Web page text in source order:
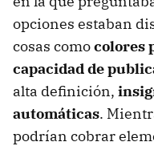
opciones estaban
cosas comocolores
capacidad de
alta definición,
automáticas.
podrían cobrar